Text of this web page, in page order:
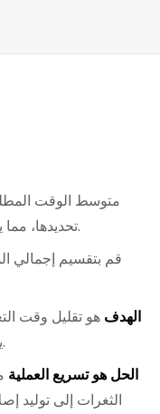
تحديدها، مما يوفر مقياسًا مباشرًا لكفاءة العمليات.
الهدف هو تقليل وقت
يستغل المهاجمون الثغرات المعروفة.
الحل هو تسريع العملية
الثغرات إلى توليد